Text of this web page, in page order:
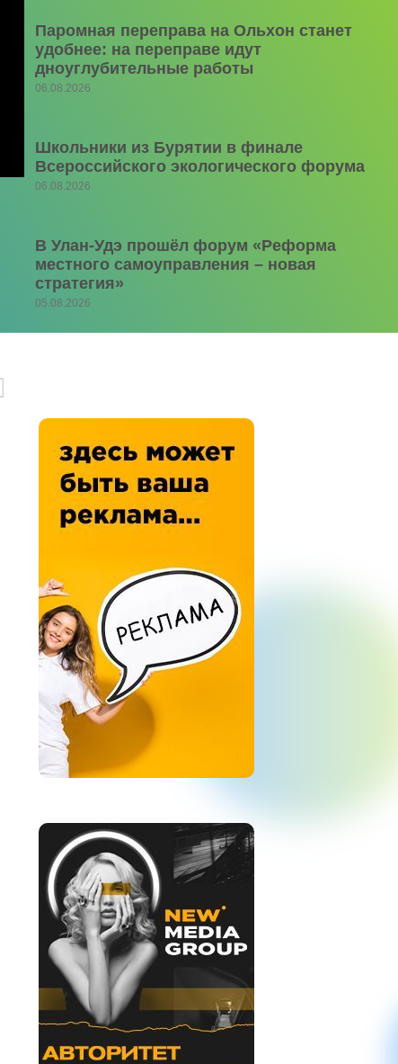
Паромная переправа на Ольхон станет
удобнее: на переправе идут
дноуглубительные работы
06.08.2026
Школьники из Бурятии в финале
Всероссийского экологического форума
06.08.2026
В Улан-Удэ прошёл форум «Реформа
местного самоуправления – новая
стратегия»
05.08.2026